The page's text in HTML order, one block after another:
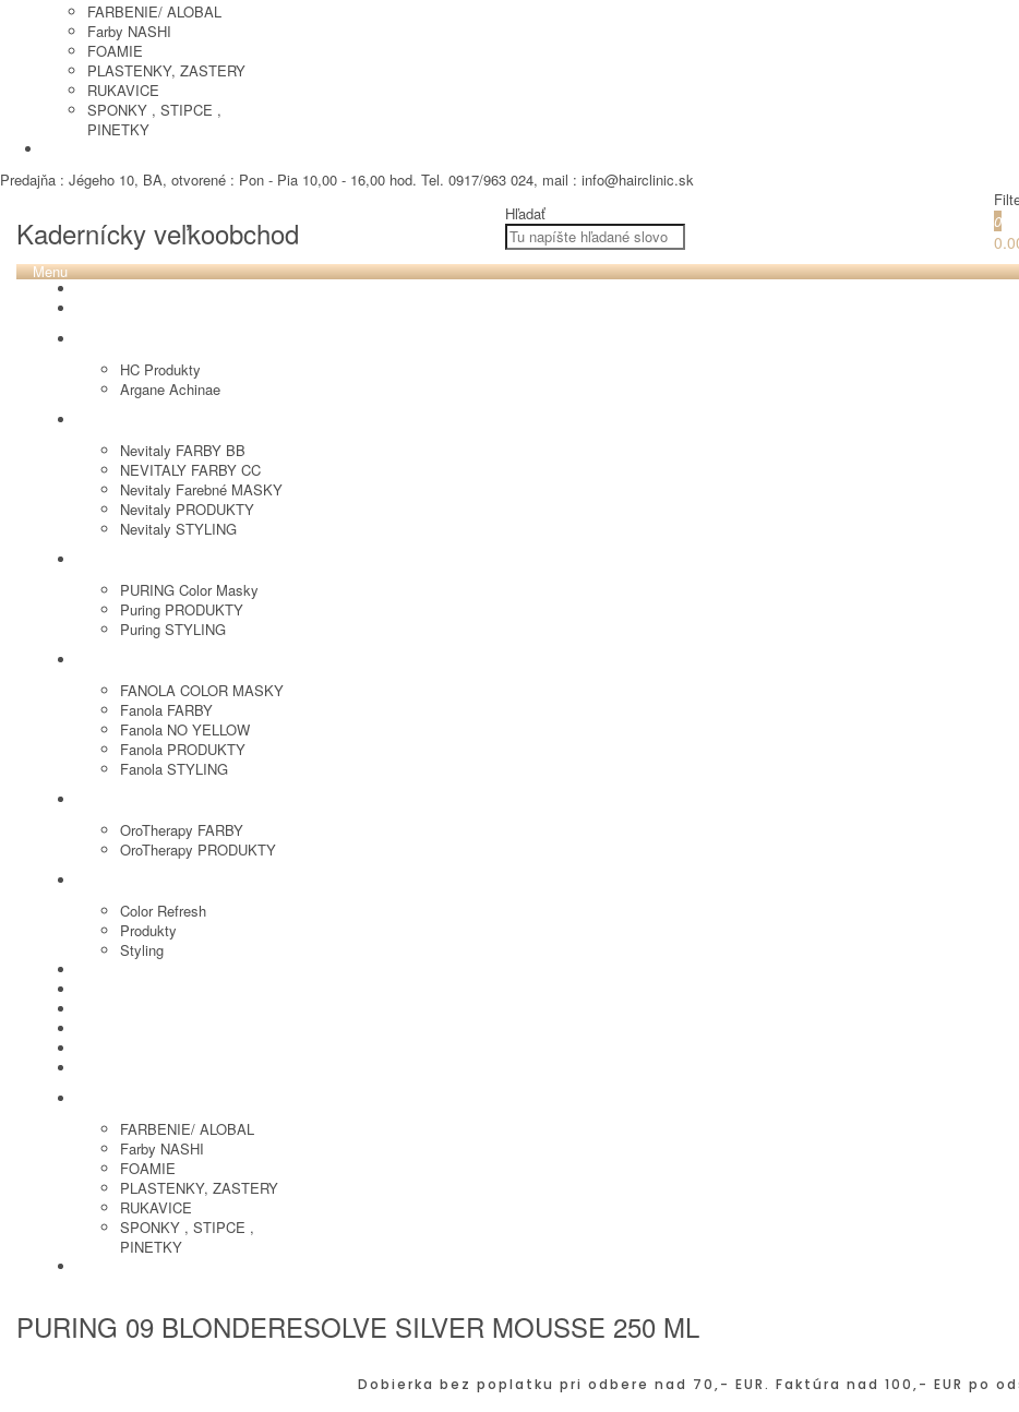
FARBENIE/ ALOBAL
Farby NASHI
FOAMIE
PLASTENKY, ZASTERY
RUKAVICE
SPONKY , STIPCE ,
PINETKY
Predajňa : Jégeho 10, BA, otvorené : Pon - Pia 10,00 - 16,00 hod. Tel. 0917/963 024, mail : info@hairclinic.sk
Kadernícky veľkoobchod Hľadať
0
Menu
HC Produkty
Argane Achinae
Nevitaly FARBY BB
NEVITALY FARBY CC
Nevitaly Farebné MASKY
Nevitaly PRODUKTY
Nevitaly STYLING
PURING Color Masky
Puring PRODUKTY
Puring STYLING
FANOLA COLOR MASKY
Fanola FARBY
Fanola NO YELLOW
Fanola PRODUKTY
Fanola STYLING
OroTherapy FARBY
OroTherapy PRODUKTY
Color Refresh
Produkty
Styling
FARBENIE/ ALOBAL
Farby NASHI
FOAMIE
PLASTENKY, ZASTERY
RUKAVICE
SPONKY , STIPCE ,
PINETKY
PURING 09 BLONDERESOLVE SILVER MOUSSE 250 ML
Dobierka bez poplatku pri odbere nad 70,- EUR. Faktúra nad 100,- EUR po